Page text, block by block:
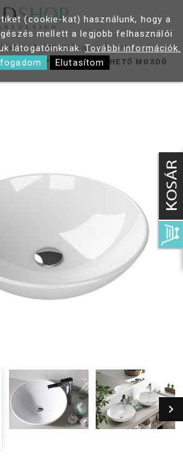
MOSDÓKAGYLÓK
O 46 CM PULTRA ÜLTETHETŐ MOSDÓ
(cookie-kat) használunk, hogy a
mellett a legjobb felhasználói
látogatóinknak.További információk.
Elutasítom